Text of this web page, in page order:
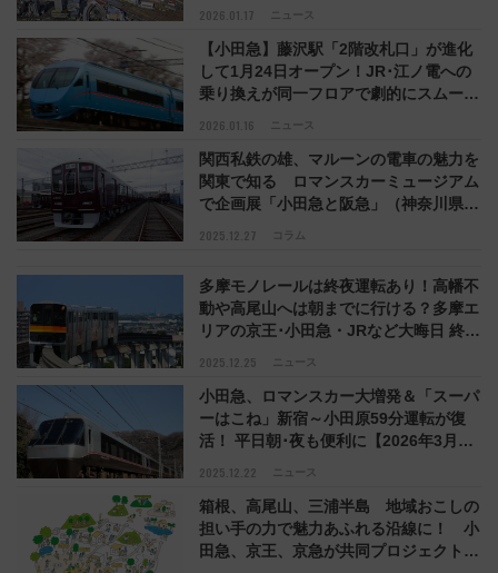
2026.01.17 ニュース
2026.01.16 ニュース
【小田急】藤沢駅「2階改札口」が進化
して1月24日オープン！JR･江ノ電への
乗り換えが同一フロアで劇的にスムーズ
2025.12.27 コラム
関西私鉄の雄、マルーンの電車の魅力を
関東で知る ロマンスカーミュージアム
で企画展「小田急と阪急」（神奈川県海
2025.12.25 ニュース
多摩モノレールは終夜運転あり！高幡不
動や高尾山へは朝までに行ける？多摩エ
リアの京王･小田急・JRなど大晦日 終夜
2025.12.22 ニュース
小田急、ロマンスカー大増発＆「スーパ
ーはこね」新宿～小田原59分運転が復
活！ 平日朝･夜も便利に【2026年3月ダ
箱根、高尾山、三浦半島 地域おこしの
担い手の力で魅力あふれる沿線に！ 小
田急、京王、京急が共同プロジェクト始